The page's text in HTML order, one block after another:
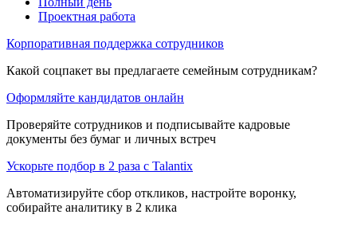
Проектная работа
Корпоративная поддержка сотрудников
Какой соцпакет вы предлагаете семейным сотрудникам?
Оформляйте кандидатов онлайн
Проверяйте сотрудников и подписывайте кадровые
документы без бумаг и личных встреч
Ускорьте подбор в 2 раза с Talantix
Автоматизируйте сбор откликов, настройте воронку,
собирайте аналитику в 2 клика